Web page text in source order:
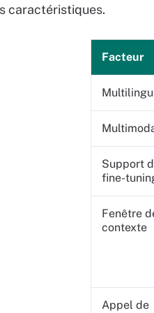
caractéristiques.
Facteur
Support
fine-
Fenêtre
contexte
Appel de